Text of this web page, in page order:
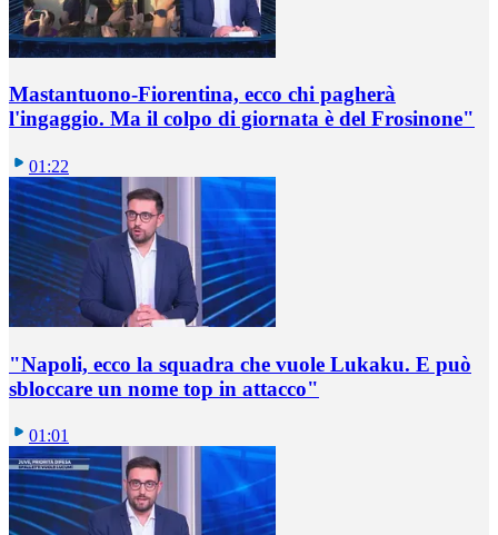
Mastantuono-Fiorentina, ecco chi pagherà
l'ingaggio. Ma il colpo di giornata è del Frosinone"
01:22
"Napoli, ecco la squadra che vuole Lukaku. E può
sbloccare un nome top in attacco"
01:01